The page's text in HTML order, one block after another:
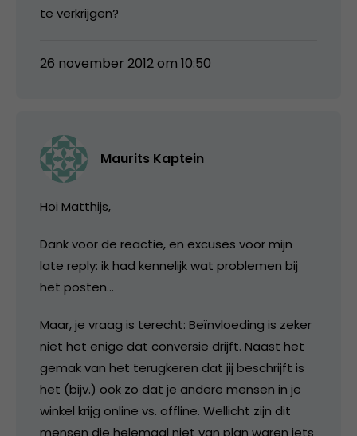
te verkrijgen?
26 november 2012 om 10:50
Maurits Kaptein
Hoi Matthijs,
Dank voor de reactie, en excuses voor mijn
late reply: ik had kennelijk wat problemen bij
het posten…
Maar, je vraag is terecht: Beïnvloeding is zeker
niet het enige dat conversie drijft. Naast het
gemak van het terugkeren dat jij beschrijft is
het (bijv.) ook zo dat je andere mensen in je
winkel krijg online vs. offline. Wellicht zijn dit
mensen die helemaal niet van plan waren iets